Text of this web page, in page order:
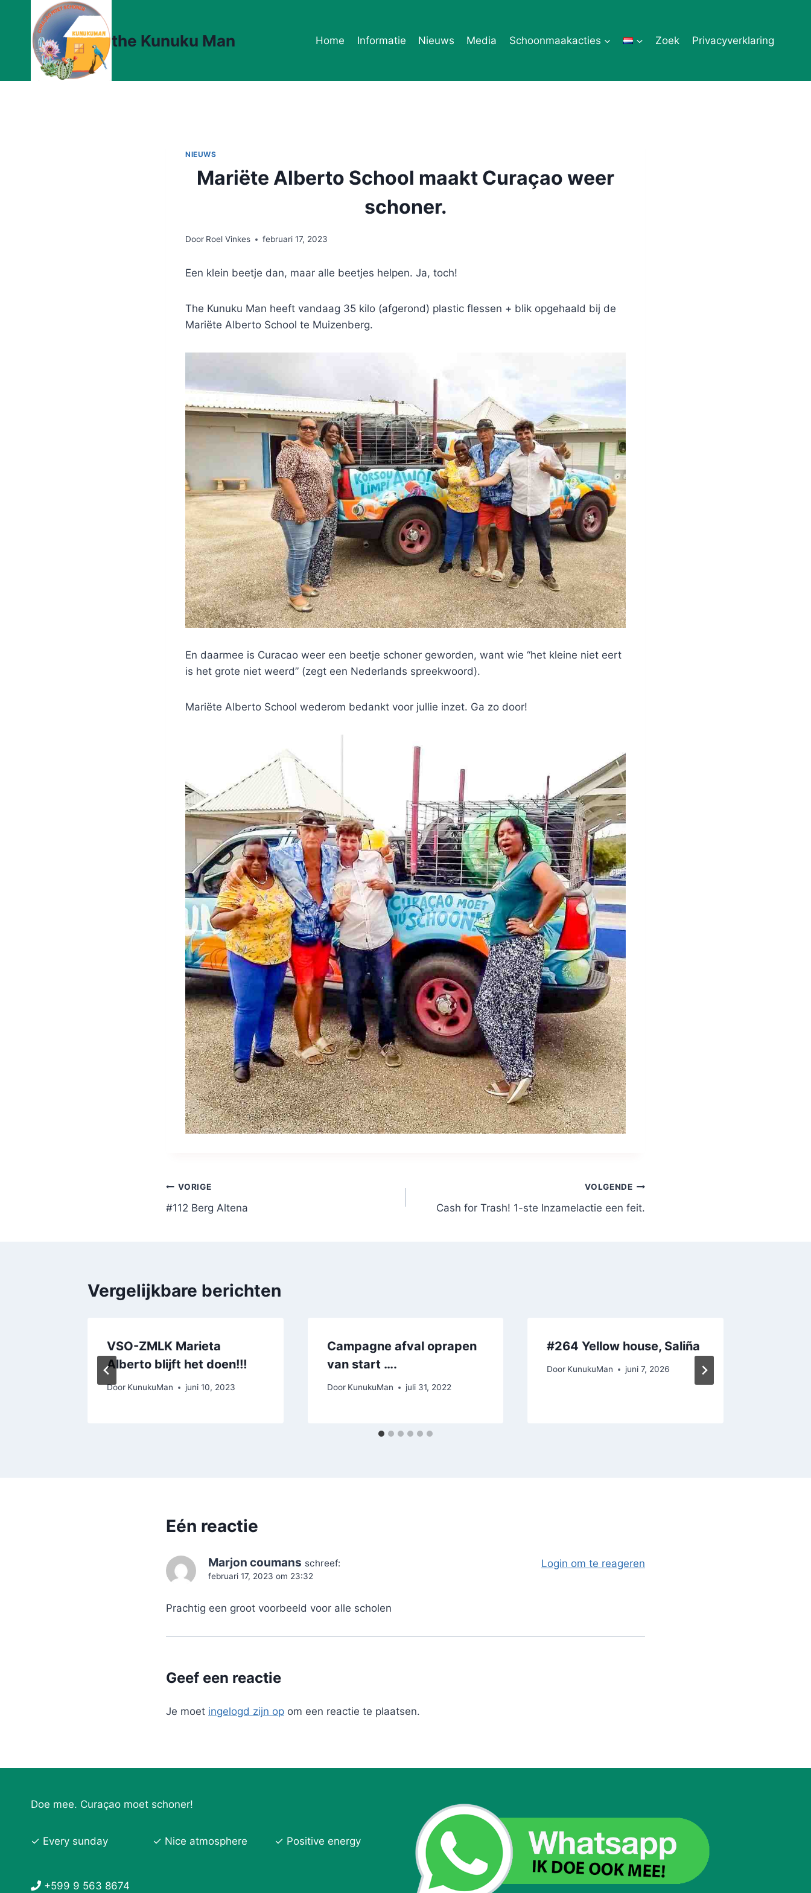
Doorgaan
the Kunuku Man Home Informatie Nieuws Media Schoonmaakacties Zoek Privacyverklaring
NIEUWS
Mariëte Alberto School maakt Curaçao weer
schoner.
Door Roel Vinkes februari 17, 2023
Een klein beetje dan, maar alle beetjes helpen. Ja, toch!
The Kunuku Man heeft vandaag 35 kilo (afgerond) plastic flessen + blik opgehaald bij de
Mariëte Alberto School te Muizenberg.
En daarmee is Curacao weer een beetje schoner geworden, want wie “het kleine niet eert
is het grote niet weerd” (zegt een Nederlands spreekwoord).
Mariëte Alberto School wederom bedankt voor jullie inzet. Ga zo door!
Bericht
navigatie
VORIGE
#112 Berg Altena
VOLGENDE
Cash for Trash! 1-ste Inzamelactie een feit.
Vergelijkbare berichten
VSO-ZMLK Marieta
Alberto blijft het doen!!!
Door KunukuMan juni 10, 2023
Campagne afval oprapen
van start ….
Door KunukuMan juli 31, 2022
#264 Yellow house, Saliña
Door KunukuMan juni 7, 2026
Eén reactie
Marjon coumans schreef:
februari 17, 2023 om 23:32
Prachtig een groot voorbeeld voor alle scholen
Login om te reageren
Geef een reactie
Je moet ingelogd zijn op om een reactie te plaatsen.
Doe mee. Curaçao moet schoner!
✓ Every sunday ✓ Nice atmosphere ✓ Positive energy
+599 9 563 8674